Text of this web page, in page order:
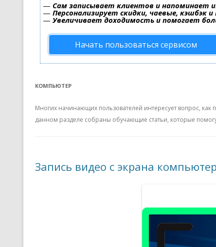
— Сам записывает клиентов и напоминает
— Персонализирует скидки, чаевые, кэшбэк
— Увеличивает доходимость и помогает
Начать пользоваться сервисом
КОМПЬЮТЕР
Многих начинающих пользователей интересует вопрос, как
данном разделе собраны обучающие статьи, которые
Запись видео с экрана